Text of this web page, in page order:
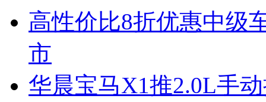
高性价比8折优惠中级
市
华晨宝马X1推2.0L手